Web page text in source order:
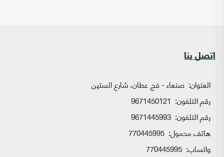
اتصل بنا
العنوان: صنعاء - فج عطان، شارع الستين
رقم التلفون: 9671450121
رقم التلفون: 9671445993
هاتف محمول: 770445995
واتساب: